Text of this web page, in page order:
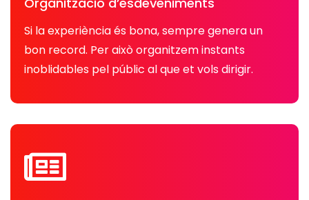
Si la experiència és bona, sempre genera un
bon record. Per això organitzem instants
inoblidables pel públic al que et vols dirigir.